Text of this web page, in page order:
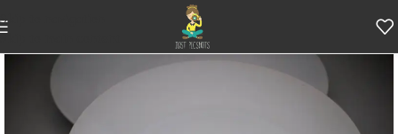
Skip to navigation
Skip to main content